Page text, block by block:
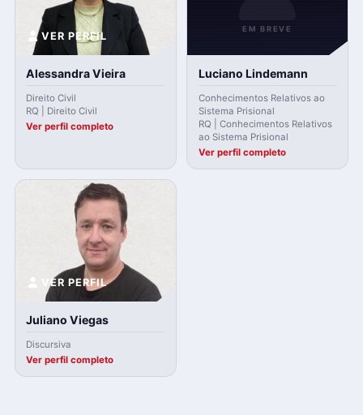
VER PERFIL
Alessandra Vieira
Direito Civil
RQ | Direito Civil
Ver perfil completo
EM BREVE
Luciano Lindemann
Conhecimentos Relativos ao
Sistema Prisional
RQ | Conhecimentos Relativos
ao Sistema Prisional
Ver perfil completo
VER PERFIL
Juliano Viegas
Discursiva
Ver perfil completo